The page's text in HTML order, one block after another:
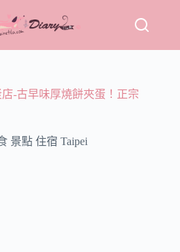
-古早味厚燒餅夾蛋！正宗
景點 住宿 Taipei